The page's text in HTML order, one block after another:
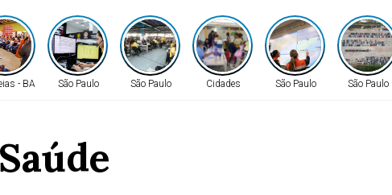
- BA São Paulo São Paulo Cidades São Paulo São Paulo
Saúde